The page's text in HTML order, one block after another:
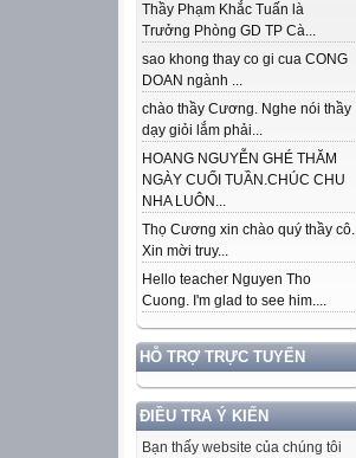
Thầy Phạm Khắc Tuấn là
Trưởng Phòng GD TP Cà...
sao khong thay co gi cua CONG
DOAN ngành ...
chào thầy Cương. Nghe nói thầy
dạy giỏi lắm phải...
HOANG NGUYỄN GHÉ THĂM
NGÀY CUỐI TUẦN.CHÚC CHU
NHA LUÔN...
Thọ Cương xin chào quý thầy cô.
Xin mời truy...
Hello teacher Nguyen Tho
Cuong. I'm glad to see him....
HỖ TRỢ TRỰC TUYẾN
ĐIỀU TRA Ý KIẾN
Bạn thấy website của chúng tôi